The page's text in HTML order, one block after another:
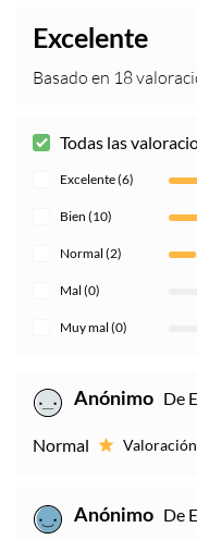
Excelente
Basado en 18
Todas las
Excelente (6)
Bien (10)
Normal (2)
Mal (0)
Muy mal (0)
Anónimo De
Normal
Anónimo De